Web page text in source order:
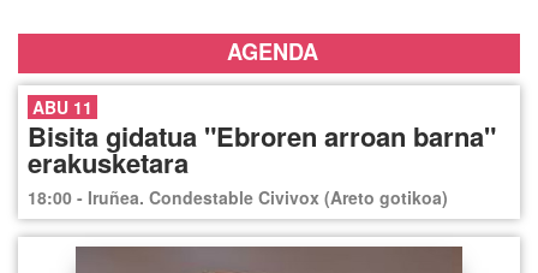
AGENDA
ABU 11
Bisita gidatua "Ebroren arroan barna"
erakusketara
18:00 - Iruñea. Condestable Civivox (Areto gotikoa)